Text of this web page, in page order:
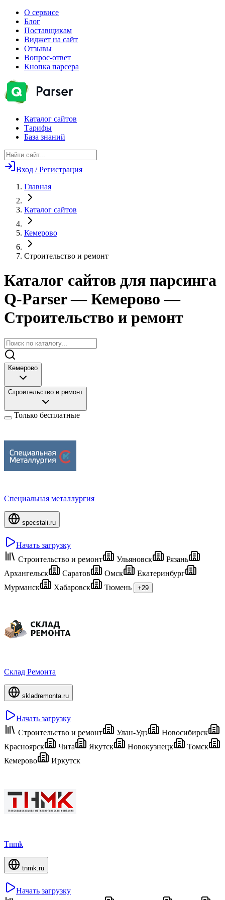
О сервисе
Блог
Поставщикам
Виджет на сайт
Отзывы
Вопрос-ответ
Кнопка парсера
Каталог сайтов
Тарифы
База знаний
Вход / Регистрация
Главная
Каталог сайтов
Кемерово
Строительство и ремонт
Каталог сайтов для парсинга
Q-Parser— Кемерово —
Строительство и ремонт
Кемерово
Строительство и ремонт
Только бесплатные
Специальная металлургия
specstali.ru
Начать загрузку
Строительство и ремонт
Ульяновск
Рязань
Архангельск
Саратов Омск
Екатеринбург
Мурманск
Хабаровск Тюмень +29
Склад Ремонта
skladremonta.ru
Начать загрузку
Строительство и ремонт
Улан-Удэ
Новосибирск
Красноярск
Чита Якутск Новокузнецк
Томск
Кемерово
Иркутск
Tnmk
tnmk.ru
Начать загрузку